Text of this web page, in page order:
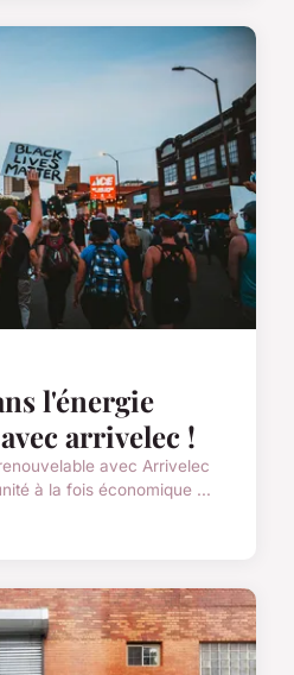
l'énergie
arrivelec !
avec Arrivelec
à la fois économique ...